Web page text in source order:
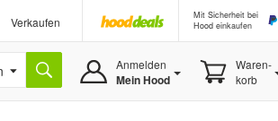
Verkaufen
Mit Sicherheit bei
Hood einkaufen
Anmelden
Mein Hood
Waren-
korb